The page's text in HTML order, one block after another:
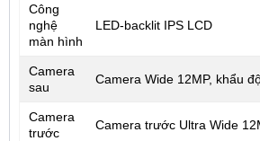
Công
nghệ
màn hình
LED-backlit IPS LCD
Camera
sau
Camera Wide 12MP, khẩu
Camera
trước
Camera trước Ultra Wide